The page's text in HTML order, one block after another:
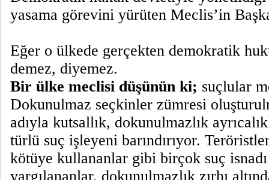
yasama görevini yürüten Meclis’in
Eğer o ülkede gerçekten demokratik
demez, diyemez.
Bir ülke meclisi düşünün ki; suçlular
Dokunulmaz seçkinler zümresi
adıyla kutsallık, dokunulmazlık
türlü suç işleyeni barındırıyor.
kötüye kullananlar gibi birçok suç
yargılananlar, dokunulmazlık zırhı